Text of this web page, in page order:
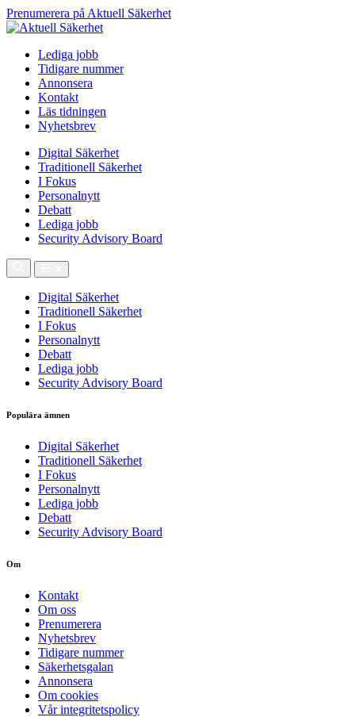
Prenumerera på Aktuell Säkerhet
Lediga jobb
Tidigare nummer
Annonsera
Kontakt
Läs tidningen
Nyhetsbrev
Digital Säkerhet
Traditionell Säkerhet
I Fokus
Personalnytt
Debatt
Lediga jobb
Security Advisory Board
Digital Säkerhet
Traditionell Säkerhet
I Fokus
Personalnytt
Debatt
Lediga jobb
Security Advisory Board
Populära ämnen
Digital Säkerhet
Traditionell Säkerhet
I Fokus
Personalnytt
Lediga jobb
Debatt
Security Advisory Board
Om
Kontakt
Om oss
Prenumerera
Nyhetsbrev
Tidigare nummer
Säkerhetsgalan
Annonsera
Om cookies
Vår integritetspolicy